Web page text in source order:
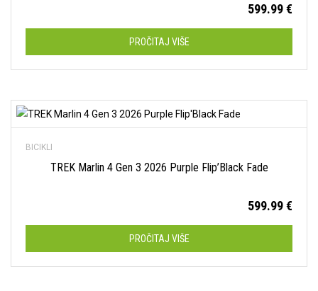
599.99€
PROČITAJ VIŠE
Dodaj na listu želja
BICIKLI
TREK Marlin 4 Gen 3 2026 Purple Flip’Black Fade
599.99€
PROČITAJ VIŠE